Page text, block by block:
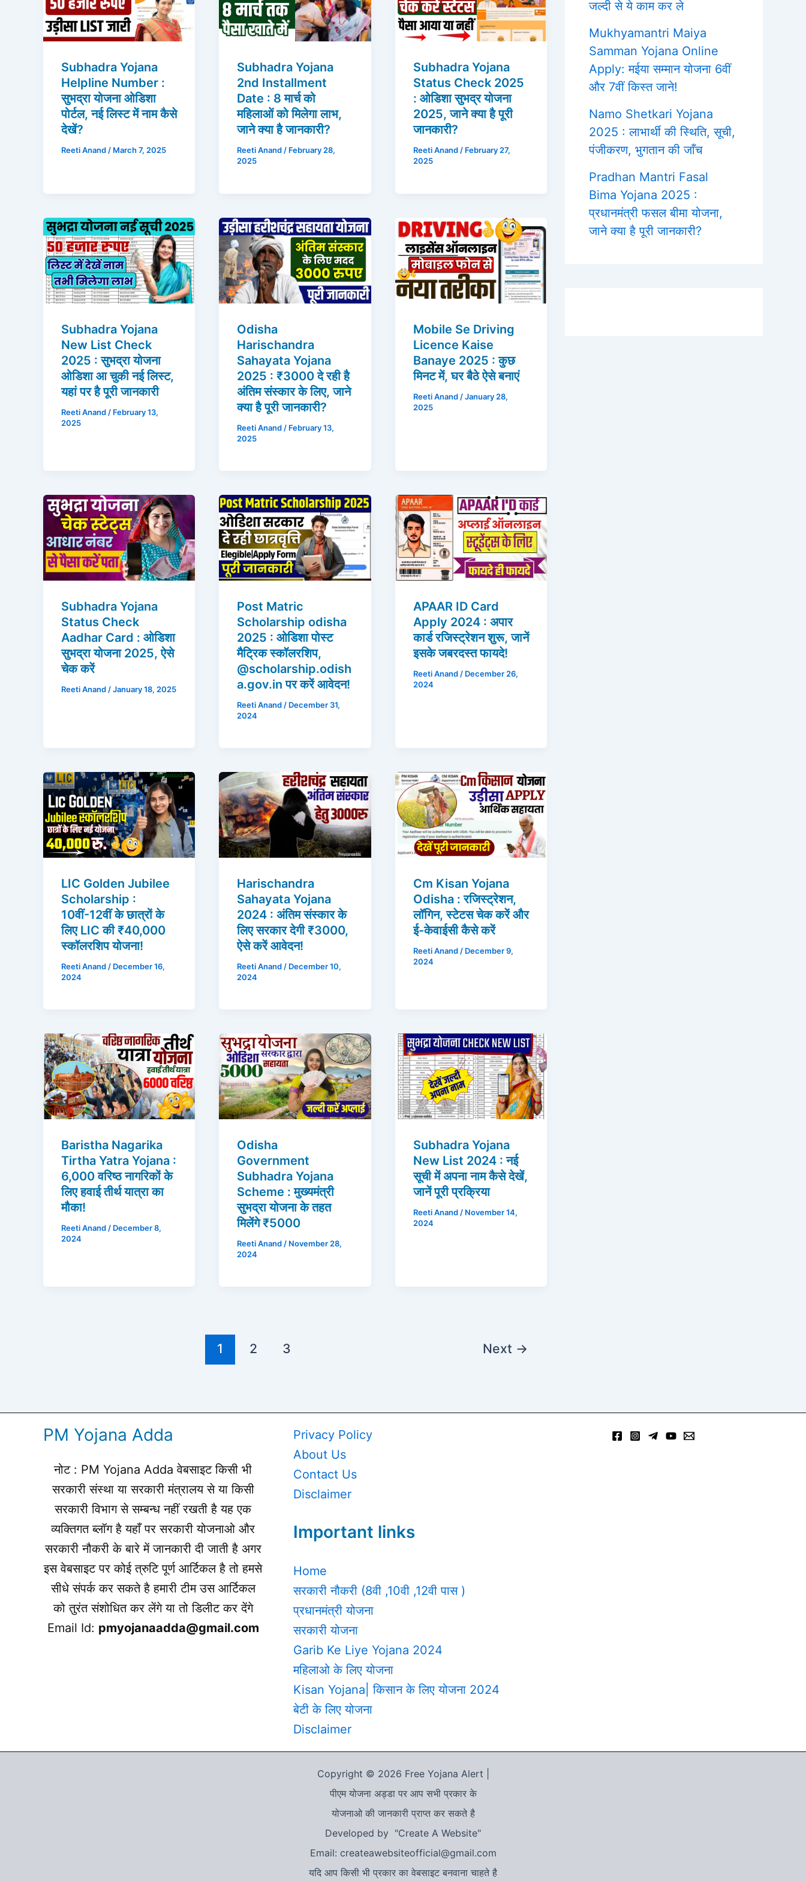
Subhadra Yojana
Helpline Number :
सुभद्रा योजना ओडिशा
पोर्टल, नई लिस्ट में नाम कैसे
देखें?
Reeti Anand/ March 7, 2025
Subhadra Yojana
2nd Installment
Date : 8 मार्च को
महिलाओं को मिलेगा लाभ,
जाने क्या है जानकारी?
Reeti Anand/ February 28,
2025
Subhadra Yojana
Status Check 2025
: ओडिशा सुभद्र योजना
2025, जाने क्या है पूरी
जानकारी?
Reeti Anand/ February 27,
2025
Subhadra Yojana
New List Check
2025 : सुभद्रा योजना
ओडिशा आ चुकी नई लिस्ट,
यहां पर है पूरी जानकारी
Reeti Anand / February 13,
2025
Odisha
Harischandra
Sahayata Yojana
2025 : ₹3000 दे रही है
अंतिम संस्कार के लिए, जाने
क्या है पूरी जानकारी?
Reeti Anand / February 13,
2025
Mobile Se Driving
Licence Kaise
Banaye 2025 : कुछ
मिनट में, घर बैठे ऐसे बनाएं
Reeti Anand /January 28,
2025
Subhadra Yojana
Status Check
Aadhar Card : ओडिशा
सुभद्रा योजना 2025, ऐसे
चेक करें
Reeti Anand /January 18, 2025
Post Matric
Scholarship odisha
2025 : ओडिशा पोस्ट
मैट्रिक स्कॉलरशिप,
@scholarship.odish
a.gov.in पर करें आवेदन!
Reeti Anand / December 31,
2024
APAAR ID Card
Apply 2024 : अपार
कार्ड रजिस्ट्रेशन शुरू, जानें
इसके जबरदस्त फायदे!
Reeti Anand / December 26,
2024
LIC Golden Jubilee
Scholarship :
10वीं-12वीं के छात्रों के
लिए LIC की ₹40,000
स्कॉलरशिप योजना!
Reeti Anand / December 16,
2024
Harischandra
Sahayata Yojana
2024 : अंतिम संस्कार के
लिए सरकार देगी ₹3000,
ऐसे करें आवेदन!
Reeti Anand / December 10,
2024
Cm Kisan Yojana
Odisha : रजिस्ट्रेशन,
लॉगिन, स्टेटस चेक करें और
ई-केवाईसी कैसे करें
Reeti Anand / December 9,
2024
Baristha Nagarika
Tirtha Yatra Yojana :
6,000 वरिष्ठ नागरिकों के
लिए हवाई तीर्थ यात्रा का
मौका!
Reeti Anand / December 8,
2024
Odisha
Government
Subhadra Yojana
Scheme : मुख्यमंत्री
सुभद्रा योजना के तहत
मिलेंगे ₹5000
Reeti Anand / November 28,
2024
Subhadra Yojana
New List 2024 : नई
सूची में अपना नाम कैसे देखें,
जानें पूरी प्रक्रिया
Reeti Anand / November 14,
2024
1 2 3 Next →
जल्दी से ये काम कर ले
Mukhyamantri Maiya
Samman Yojana Online
Apply: मईया सम्मान योजना 6वीं
और 7वीं किस्त जाने!
Namo Shetkari Yojana
2025 : लाभार्थी की स्थिति, सूची,
पंजीकरण, भुगतान की जाँच
Pradhan Mantri Fasal
Bima Yojana 2025 :
प्रधानमंत्री फसल बीमा योजना,
जाने क्या है पूरी जानकारी?
PM Yojana Adda
नोट : PM Yojana Adda वेबसाइट किसी भी
सरकारी संस्था या सरकारी मंत्रालय से या किसी
सरकारी विभाग से सम्बन्ध नहीं रखती है यह एक
व्यक्तिगत ब्लॉग है यहाँ पर सरकारी योजनाओ और
सरकारी नौकरी के बारे में जानकारी दी जाती है अगर
इस वेबसाइट पर कोई त्रुटि पूर्ण आर्टिकल है तो हमसे
सीधे संपर्क कर सकते है हमारी टीम उस आर्टिकल
को तुरंत संशोधित कर लेंगे या तो डिलीट कर देंगे
Email Id: pmyojanaadda@gmail.com
Privacy Policy
About Us
Contact Us
Disclaimer
Important links
Home
सरकारी नौकरी (8वी ,10वी ,12वी पास )
प्रधानमंत्री योजना
सरकारी योजना
Garib Ke Liye Yojana 2024
महिलाओ के लिए योजना
Kisan Yojana| किसान के लिए योजना 2024
बेटी के लिए योजना
Disclaimer
Copyright © 2026 Free Yojana Alert |
पीएम योजना अड्डा पर आप सभी प्रकार के
योजनाओ की जानकारी प्राप्त कर सकते है
Developed by "Create A Website"
Email: createawebsiteofficial@gmail.com
यदि आप किसी भी प्रकार का वेबसाइट बनवाना चाहते है